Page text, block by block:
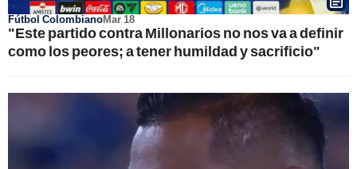
Fútbol ColombianoMar 18
"Este partido contra Millonarios no nos va a definir
como los peores; a tener humildad y sacrificio"